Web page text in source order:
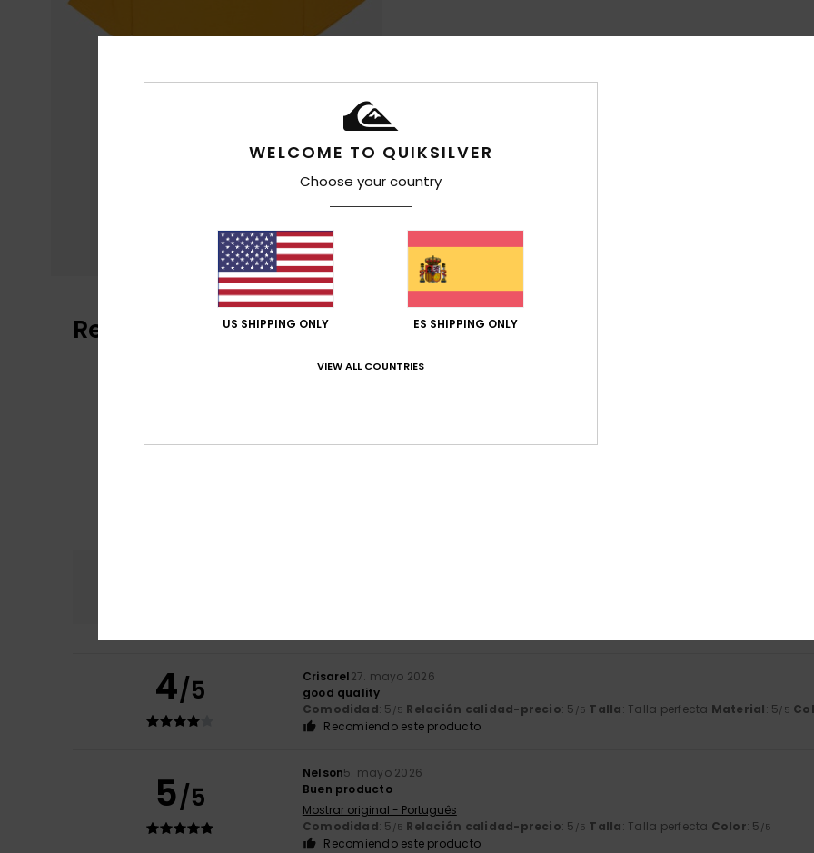
Reseñas de los clientes
4.7
4/5 Crisarel27. mayo 2026
good quality
Comodidad: 5 /5 Relación calidad-precio: 5 /5 Talla: Talla perfecta Material: 5/5
Recomiendo este producto
5/5
Nelson5. mayo 2026
Buen producto
Mostrar original - Português
Comodidad: 5 /5 Relación calidad-precio: 5 /5 Talla: Talla perfecta Color: 5 /5
Recomiendo este producto
WELCOME TO QUIKSILVER
Choose your country
US SHIPPING ONLY ES SHIPPING ONLY
VIEW ALL COUNTRIES